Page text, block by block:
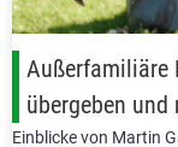
Außerfamiliäre
übergeben und
Einblicke von Martin